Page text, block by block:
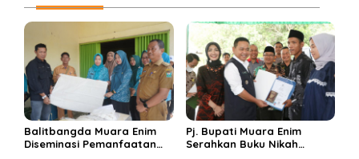
Balitbangda Muara Enim
Diseminasi Pemanfaatan
Pj. Bupati Muara Enim
Serahkan Buku Nikah